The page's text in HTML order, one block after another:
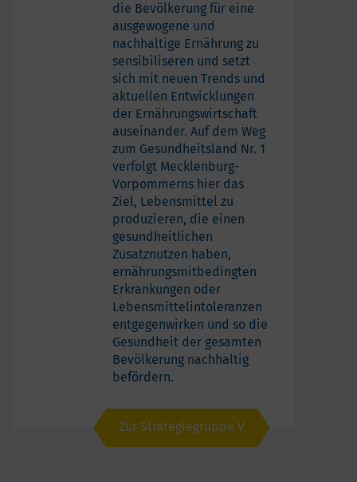
die Bevölkerung für eine
ausgewogene und
nachhaltige Ernährung zu
sensibiliseren und setzt
sich mit neuen Trends und
aktuellen Entwicklungen
der Ernährungswirtschaft
auseinander. Auf dem Weg
zum Gesundheitsland Nr. 1
verfolgt Mecklenburg-
Vorpommerns hier das
Ziel, Lebensmittel zu
produzieren, die einen
gesundheitlichen
Zusatznutzen haben,
ernährungsmitbedingten
Erkrankungen oder
Lebensmittelintoleranzen
entgegenwirken und so die
Gesundheit der gesamten
Bevölkerung nachhaltig
befördern.
Zur Strategiegruppe V